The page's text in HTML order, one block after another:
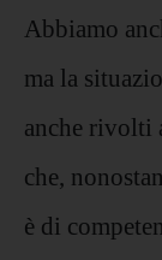
Abbiamo
ma la
anche rivolti
che,
è di